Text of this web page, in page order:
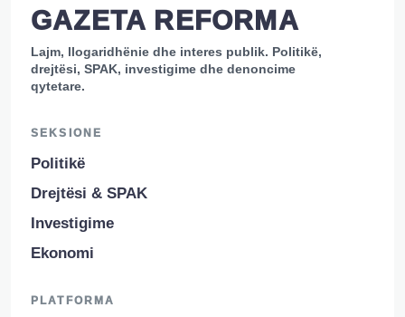
GAZETA REFORMA
Lajm, llogaridhënie dhe interes publik. Politikë,
drejtësi, SPAK, investigime dhe denoncime
qytetare.
SEKSIONE
Politikë
Drejtësi & SPAK
Investigime
Ekonomi
PLATFORMA